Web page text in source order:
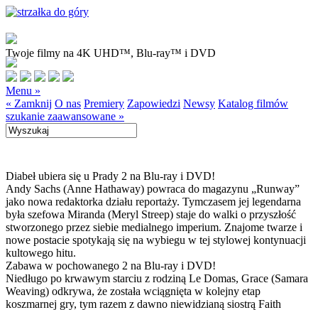
Twoje filmy na 4K UHD™, Blu-ray™ i DVD
Menu »
« Zamknij O nas Premiery Zapowiedzi Newsy Katalog filmów
szukanie zaawansowane »
Diabeł ubiera się u Prady 2 na Blu-ray i DVD!
Andy Sachs (Anne Hathaway) powraca do magazynu „Runway”
jako nowa redaktorka działu reportaży. Tymczasem jej legendarna
była szefowa Miranda (Meryl Streep) staje do walki o przyszłość
stworzonego przez siebie medialnego imperium. Znajome twarze i
nowe postacie spotykają się na wybiegu w tej stylowej kontynuacji
kultowego hitu.
Zabawa w pochowanego 2 na Blu-ray i DVD!
Niedługo po krwawym starciu z rodziną Le Domas, Grace (Samara
Weaving) odkrywa, że została wciągnięta w kolejny etap
koszmarnej gry, tym razem z dawno niewidzianą siostrą Faith